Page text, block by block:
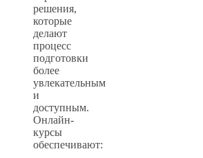
решения,
которые
делают
процесс
подготовки
более
увлекательным
и
доступным.
Онлайн-
курсы
обеспечивают: